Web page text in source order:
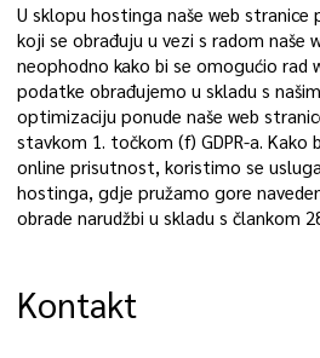
U sklopu hostinga naše web stranice
koji se obrađuju u vezi s radom naše
neophodno kako bi se omogućio rad
podatke obrađujemo u skladu s
optimizaciju ponude naše web
stavkom 1. točkom (f) GDPR-a. Kako
online prisutnost, koristimo se
hostinga, gdje pružamo gore
obrade narudžbi u skladu s člankom
Kontakt